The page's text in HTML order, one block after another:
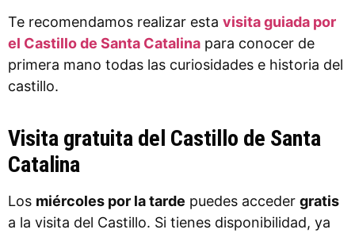
Te recomendamos realizar esta visita guiada por
el Castillo de Santa Catalina para conocer de
primera mano todas las curiosidades e historia del
castillo.
Visita gratuita del Castillo de Santa
Catalina
Los miércoles por la tarde puedes acceder gratis
a la visita del Castillo. Si tienes disponibilidad, ya